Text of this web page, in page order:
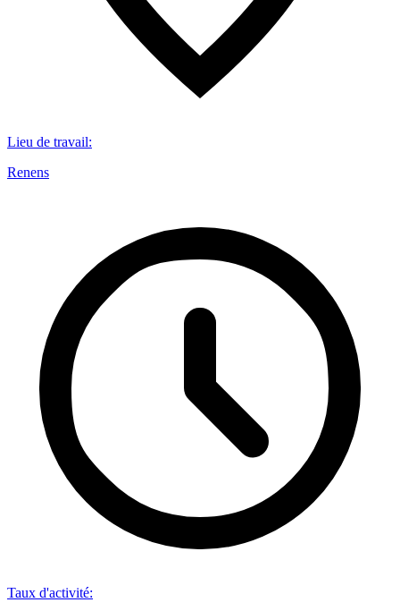
Lieu de travail:
Renens
Taux d'activité: